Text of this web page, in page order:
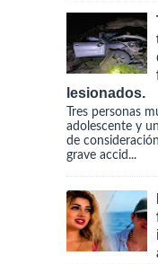
lesionados.
Tres personas
adolescente y
de
grave accid...